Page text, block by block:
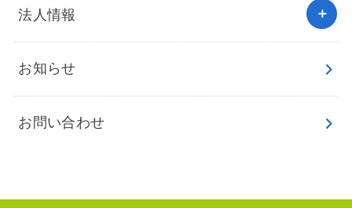
法人情報
お知らせ
お問い合わせ